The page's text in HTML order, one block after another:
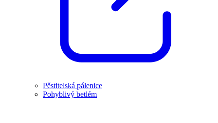
Pěstitelská pálenice
Pohyblivý betlém